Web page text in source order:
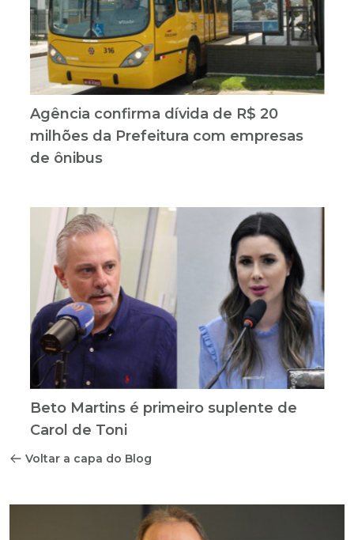
Agência confirma dívida de R$ 20
milhões da Prefeitura com empresas
de ônibus
Beto Martins é primeiro suplente de
Carol de Toni
Voltar a capa do Blog